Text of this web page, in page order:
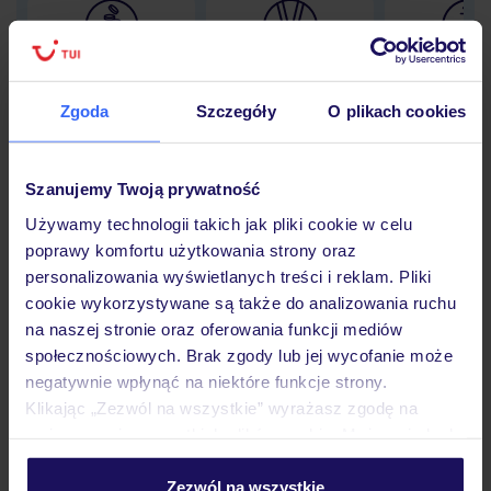
Zgoda Szczegóły O plikach cookies
Szanujemy Twoją prywatność
Używamy technologii takich jak pliki cookie w celu
poprawy komfortu użytkowania strony oraz
personalizowania wyświetlanych treści i reklam. Pliki
cookie wykorzystywane są także do analizowania ruchu
na naszej stronie oraz oferowania funkcji mediów
społecznościowych. Brak zgody lub jej wycofanie może
negatywnie wpłynąć na niektóre funkcje strony.
Klikając „Zezwól na wszystkie” wyrażasz zgodę na
personalizować swój wybór wchodząc w zakładkę
Zezwól na wszystkie
Lider niskich cen
podróży w Polsce
30 lat w
Hotel
Pokoje
Wyżywienie
Atrakcje